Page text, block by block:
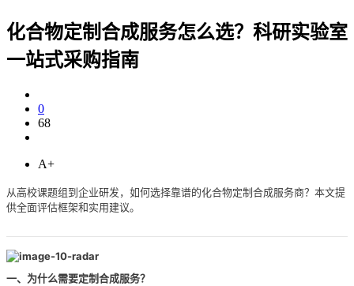
化合物定制合成服务怎么选？科研实验室
一站式采购指南
0
68
A+
从高校课题组到企业研发，如何选择靠谱的化合物定制合成服务商？本文提
供全面评估框架和实用建议。
一、为什么需要定制合成服务？